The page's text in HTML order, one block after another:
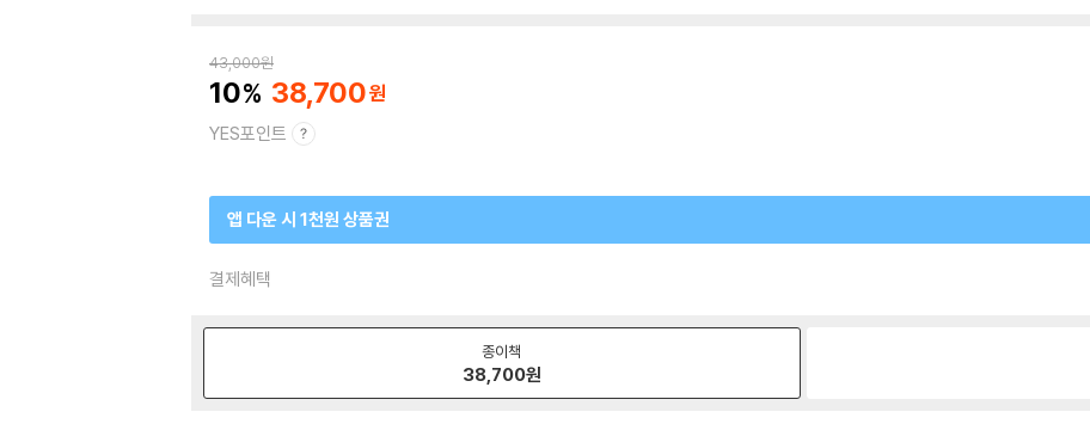
43,000원
10 38,700
YES포인트
앱 다운 시 1천원 상품권
결제혜택
종이책
38,700원